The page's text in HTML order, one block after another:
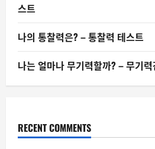
스트
나의 통찰력은? – 통찰력 테스트
나는 얼마나 무기력할까? – 무기
RECENT COMMENTS